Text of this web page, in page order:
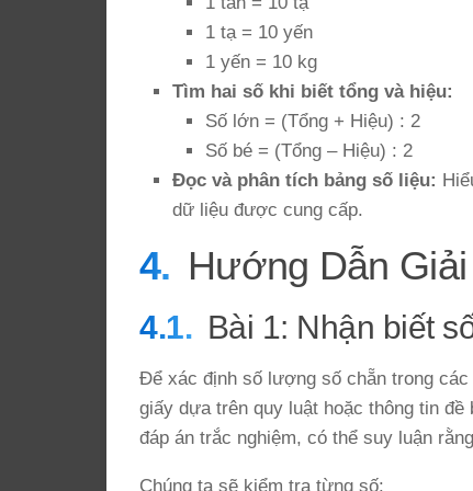
1 tạ = 10 yến
1 yến = 10 kg
Tìm hai số khi biết tổng và hiệu:
Số lớn = (Tổng + Hiệu) : 2
Số bé = (Tổng – Hiệu) : 2
Đọc và phân tích bảng số liệu:
dữ liệu được cung cấp.
Hướng Dẫn
Bài 1: Nhận biết
Để xác định số lượng số chẵn trong các
giấy dựa trên quy luật hoặc thông tin
đáp án trắc nghiệm, có thể suy luận
Chúng ta sẽ kiểm tra từng số: